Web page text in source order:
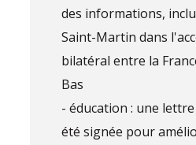
des informations,
Saint-Martin dans
bilatéral entre la
Bas
- éducation : une
été signée pour